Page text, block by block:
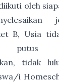
oleh
B, Usia
tidak
i